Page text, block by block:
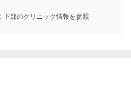
下部のクリニック情報を参照